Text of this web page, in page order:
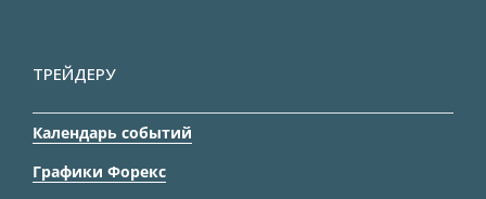
ТРЕЙДЕРУ
Календарь событий
Графики Форекс